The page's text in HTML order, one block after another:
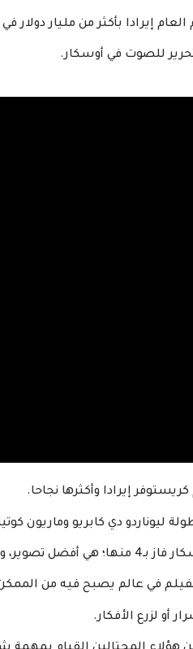
العام إيرادا بأكثر من مليار دولار
للصوت في أوسكار.
إيرادا وأكثرها نجاحا.
في عالم يصبح فيه من
أو لزرع الأفكار.